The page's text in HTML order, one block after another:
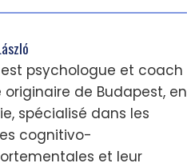
psychologue et coach
originaire de Budapest, en
spécialisé dans les
cognitivo-
et leur